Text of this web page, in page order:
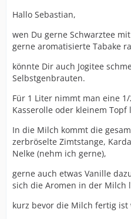
Hallo Sebastian,
wen Du gerne Schwarztee
gerne aromatisierte Tabake
könnte Dir auch Jogitee
Selbstgenbrauten.
Für 1 Liter nimmt man eine
Kasserolle oder kleinem
In die Milch kommt die
zerbröselte Zimtstange,
Nelke (nehm ich gerne),
gerne auch etwas Vanille
sich die Aromen in der Milch
kurz bevor die Milch fertig